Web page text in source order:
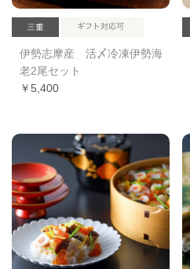
伊勢志摩産 活〆冷凍伊勢海
老2尾セット
￥5,400